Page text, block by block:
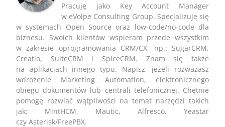
Pracuję jako Key Account Manager
w eVolpe Consulting Group. Specjalizuję się
w systemach Open Source oraz low-code/no-code dla
biznesu. Swoich klientów wspieram przede wszystkim
w zakresie oprogramowania CRM/CX, np.: SugarCRM,
Creatio, SuiteCRM i SpiceCRM. Znam się także
na aplikacjach innego typu. Napisz, jeżeli rozważasz
wdrożenie Marketing Automation, elektronicznego
obiegu dokumentów lub centrali telefonicznej. Chętnie
pomogę rozwiać wątpliwości na temat narzędzi takich
jak: MintHCM, Mautic, Alfresco, Yeastar
czy Asterisk/FreePBX.